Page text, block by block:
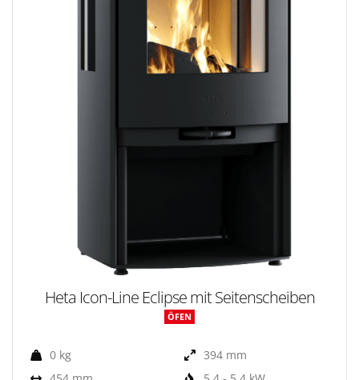
Heta Icon-Line Eclipse mit Seitenscheiben
ÖFEN
0 kg
394 mm